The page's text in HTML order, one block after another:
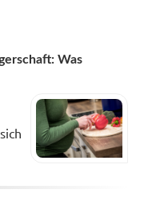
Was